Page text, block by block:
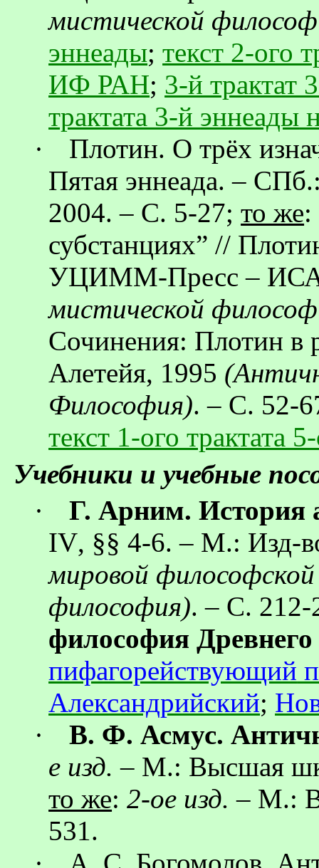
мистической
эннеады;текст 2-ого
ИФ РАН; 3-й трактат
трактата 3-й эннеады
·
Плотин. О трёх
Пятая эннеада. –
2004. – С. 5-27;то же:
субстанциях” //
УЦИММ-Пресс –
мистической
Сочинения: Плотин в
Алетейя, 1995
Философия). – С. 52-
текст 1-ого трактата
Учебники и учебные
·
Г. Арним. История
IV, §§ 4-6. – М.: Изд-
мировой
философия). – С.
философия
пифагорействующий
Александрийский;
·
В. Ф. Асмус.
е изд. – М.: Высшая
то же:2-ое изд. – М.:
531.